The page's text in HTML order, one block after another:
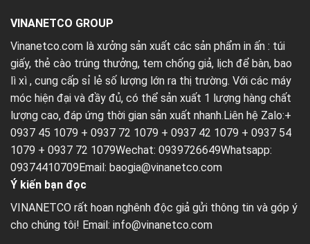
VINANETCO GROUP
Vinanetco.com là xưởng sản xuất các sản phẩm in ấn : túi
giấy, thẻ cào trúng thưởng, tem chống giả, lịch để bàn, bao
lì xì , cung cấp sỉ lẻ số lượng lớn ra thị trường. Với các máy
móc hiện đại và đầy đủ, có thể sản xuất 1 lượng hàng chất
lượng cao, đáp ứng thời gian sản xuất nhanh.Liên hệ Zalo:+
0937 45 1079 + 0937 72 1079 + 0937 42 1079 + 0937 54
1079 + 0937 72 1079Wechat: 0939726649Whatsapp:
09374410709Email: baogia@vinanetco.com
Ý kiến bạn đọc
VINANETCO rất hoan nghênh độc giả gửi thông tin và góp ý
cho chúng tôi! Email: info@vinanetco.com